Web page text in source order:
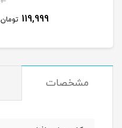
119,999 تومان
مشخصات